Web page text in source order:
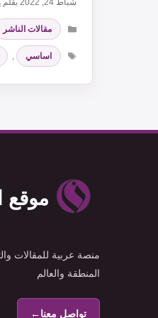
شباط 24, 2022 بقلم
التصنيفات
مقالات الناشر
الوسوم
اساسي ,
موقع
منصة عربية للمقالات
المنطقة والعالم
تواصل معنا←